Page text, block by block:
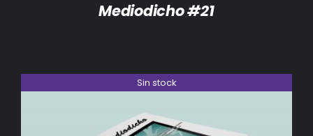
Mediodicho #21
Sin stock